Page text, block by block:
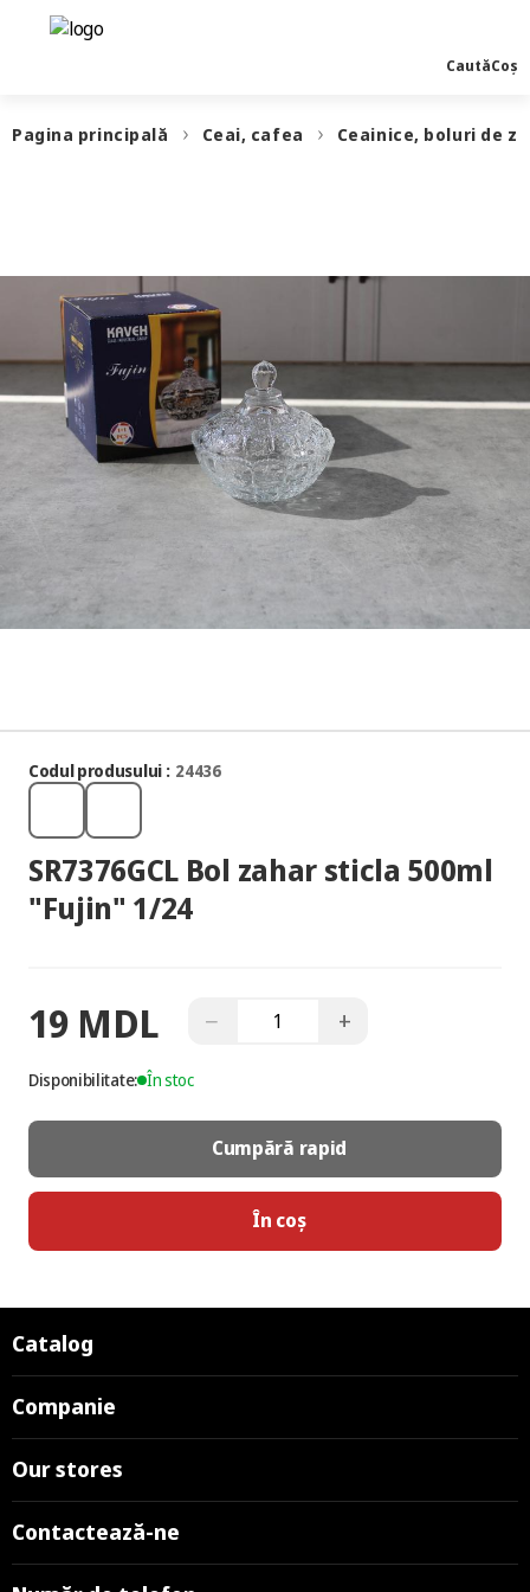
CautăCoș
Pagina principală Ceai, cafea Ceainice, boluri de
Codul produsului : 24436
SR7376GCL Bol zahar sticla 500ml
"Fujin" 1/24
19 MDL − +
Disponibilitate: În stoc
Cumpără rapid
În coș
Catalog
Companie
Our stores
Contactează-ne